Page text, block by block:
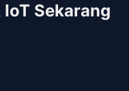
Sekarang